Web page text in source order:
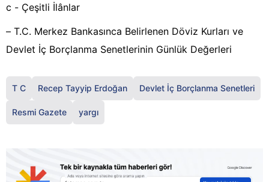
c - Çeşitli İlânlar
– T.C. Merkez Bankasınca Belirlenen Döviz Kurları ve
Devlet İç Borçlanma Senetlerinin Günlük Değerleri
T C Recep Tayyip Erdoğan Devlet İç Borçlanma Senetleri
Resmi Gazete yargı